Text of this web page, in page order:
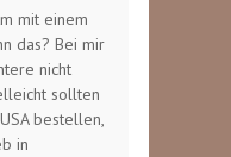
mit einem
das? Bei mir
nicht
sollten
bestellen,
in